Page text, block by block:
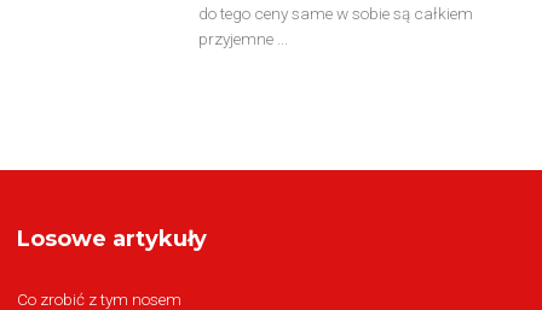
do tego ceny same w sobie są całkiem
przyjemne ...
Losowe artykuły
Co zrobić z tym nosem